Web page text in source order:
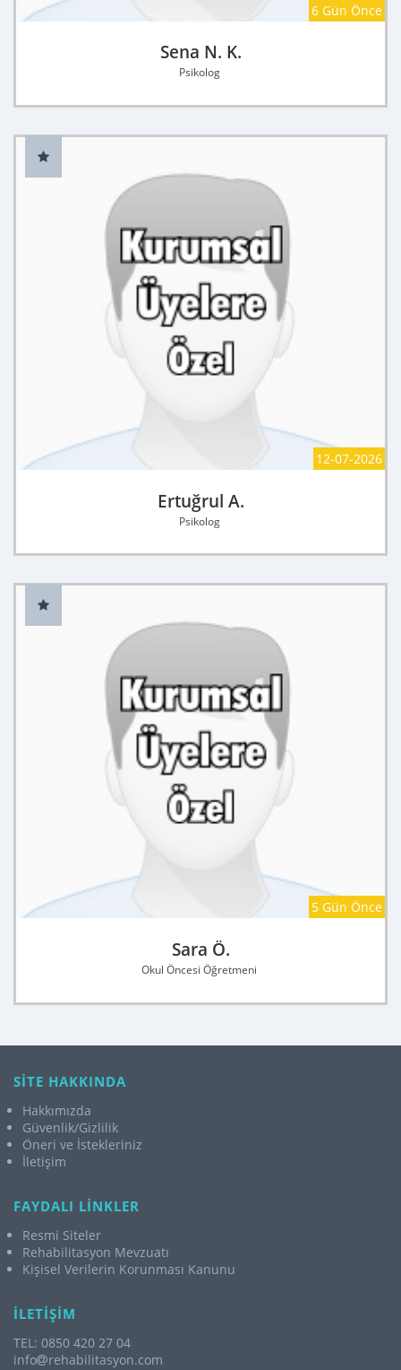
6 Gün Önce
Sena N. K.
Psikolog
12-07-2026
Ertuğrul A.
Psikolog
5 Gün Önce
Sara Ö.
Okul Öncesi Öğretmeni
SİTE HAKKINDA
Hakkımızda
Güvenlik/Gizlilik
Öneri ve İstekleriniz
İletişim
FAYDALI LİNKLER
Resmi Siteler
Rehabilitasyon Mevzuatı
Kişisel Verilerin Korunması Kanunu
İLETİŞİM
TEL: 0850 420 27 04
info
rehabilitasyon.com